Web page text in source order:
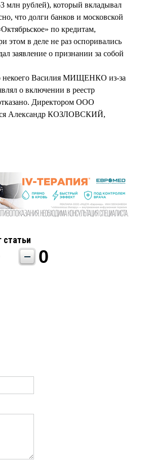
рублей), который вкладывал
что долги банков и московской
по кредитам,
в деле не раз оспоривались
заявление о признании за собой
некоего Василия МИЩЕНКО из-за
о включении в реестр
Директором ООО
Александр КОЗЛОВСКИЙ,
статьи
0